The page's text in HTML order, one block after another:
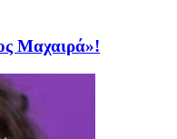
Μαχαιρά»!